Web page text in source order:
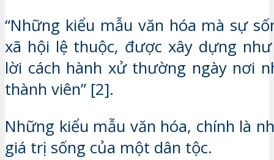
“Những kiểu mẫu văn hóa mà sự
xã hội lệ thuộc, được xây dựng
lời cách hành xử thường ngày nơi
thành viên” [2].
Những kiểu mẫu văn hóa, chính là
giá trị sống của một dân tộc.